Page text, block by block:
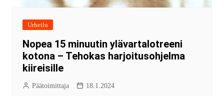
Urheilu
Nopea 15 minuutin ylävartalotreeni
kotona – Tehokas harjoitusohjelma
kiireisille
Päätoimittaja 18.1.2024